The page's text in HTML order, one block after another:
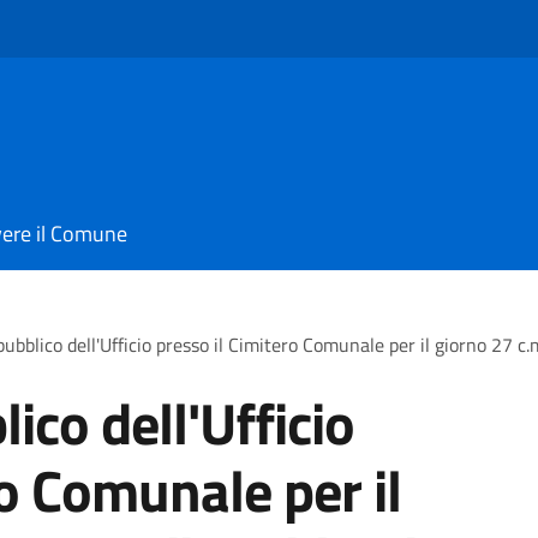
il Comune
dell'Ufficio presso il Cimitero Comunale per il giorno 27
dell'Ufficio
Comunale per il